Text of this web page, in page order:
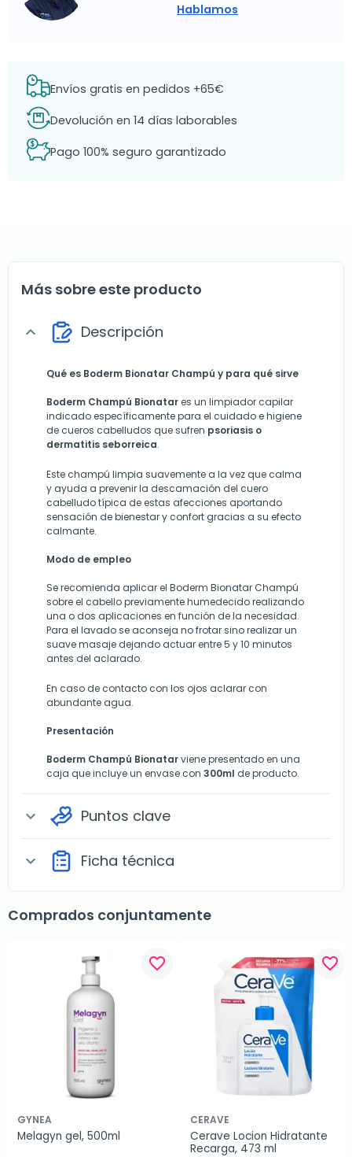
Hablamos
Envíos gratis en pedidos +65€
Devolución en 14 días laborables
Pago 100% seguro garantizado
Más sobre este producto
expand_more Descripción
Qué es Boderm Bionatar Champú y para qué sirve
Boderm Champú Bionatares un limpiador capilar
indicado específicamente para el cuidado e higiene
de cueros cabelludos que sufren psoriasis o
dermatitis seborreica.
Este champú limpia suavemente a la vez que calma
y ayuda a prevenir la descamación del cuero
cabelludo típica de estas afecciones aportando
sensación de bienestar y confort gracias a su efecto
calmante.
Modo de empleo
Se recomienda aplicar el Boderm Bionatar Champú
sobre el cabello previamente humedecido realizando
una o dos aplicaciones en función de la necesidad.
Para el lavado se aconseja no frotar sino realizar un
suave masaje dejando actuar entre 5 y 10 minutos
antes del aclarado.
En caso de contacto con los ojos aclarar con
abundante agua.
Presentación
Boderm Champú Bionatarviene presentado en una
caja que incluye un envase con 300ml de producto.
expand_more Puntos clave
expand_more Ficha técnica
Comprados conjuntamente
favorite_border
GYNEA
Melagyn gel, 500ml
favorite_border
CERAVE
Cerave Locion Hidratante
Recarga, 473 ml